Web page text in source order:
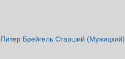
Питер Брейгель Старший (Мужицкий)